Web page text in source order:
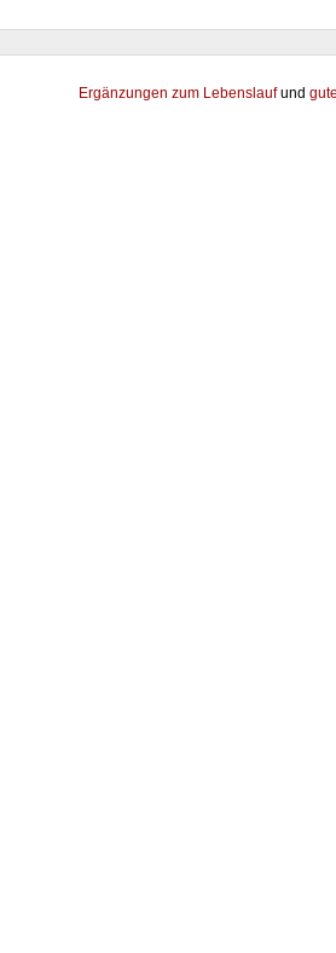
Ergänzungen zum Lebenslaufund